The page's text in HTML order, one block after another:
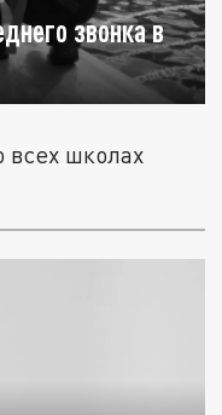
звонка в
всех школах